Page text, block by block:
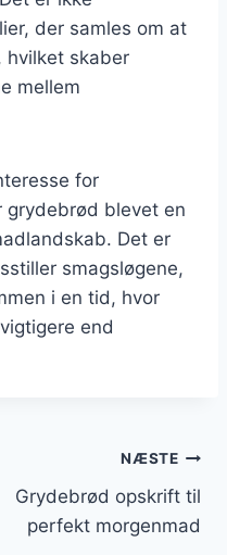
der samles om at
hvilket skaber
mellem
for
grydebrød blevet en
Det er
smagsløgene,
i en tid, hvor
end
NÆSTE
Grydebrød opskrift til
perfekt morgenmad